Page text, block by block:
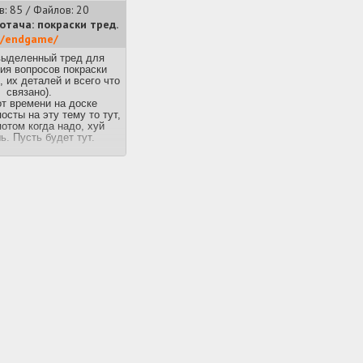
85 / Файлов: 20
покраски тред.
/endgame/
тред для
вопросов покраски
их деталей и всего что
связано).
времени на доске
на эту тему то тут,
когда надо, хуй
Пусть будет тут.
постим свои успехи и